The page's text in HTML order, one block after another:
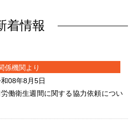
着情報
係機関より
08年8月5日
働衛生週間に関する協力依頼につい